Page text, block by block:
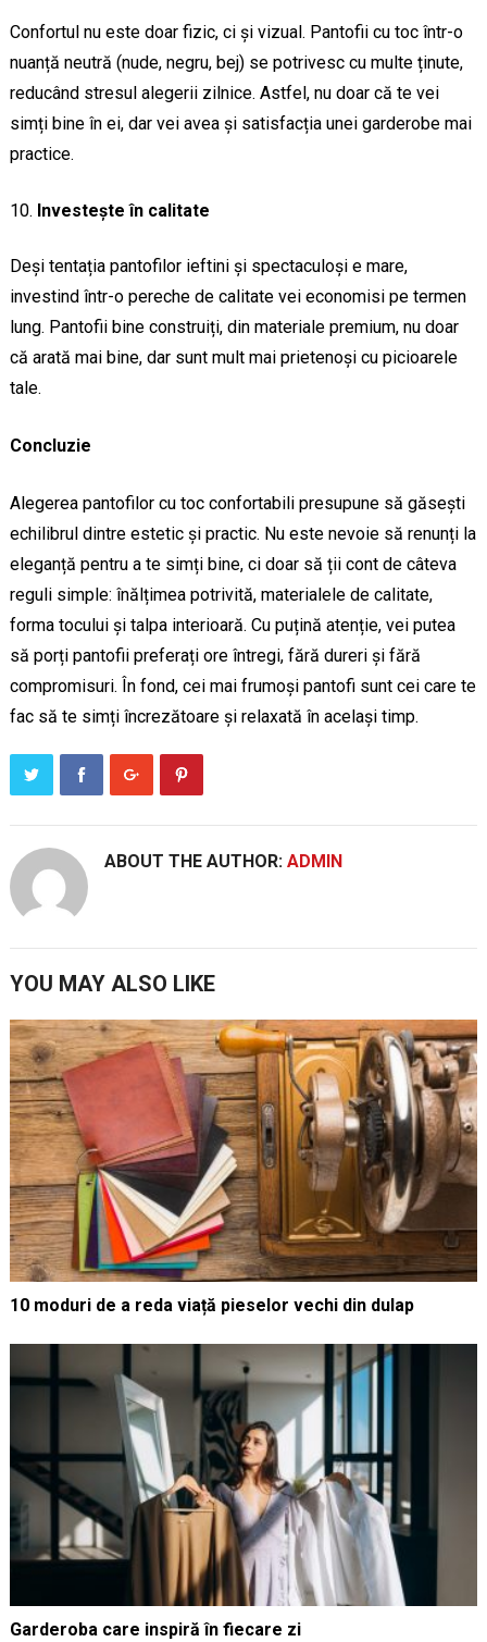
Confortul nu este doar fizic, ci și vizual. Pantofii cu toc într-o
nuanță neutră (nude, negru, bej) se potrivesc cu multe ținute,
reducând stresul alegerii zilnice. Astfel, nu doar că te vei
simți bine în ei, dar vei avea și satisfacția unei garderobe mai
practice.
Investește în calitate
Deși tentația pantofilor ieftini și spectaculoși e mare,
investind într-o pereche de calitate vei economisi pe termen
lung. Pantofii bine construiți, din materiale premium, nu doar
că arată mai bine, dar sunt mult mai prietenoși cu picioarele
tale.
Concluzie
Alegerea pantofilor cu toc confortabili presupune să găsești
echilibrul dintre estetic și practic. Nu este nevoie să renunți la
eleganță pentru a te simți bine, ci doar să ții cont de câteva
reguli simple: înălțimea potrivită, materialele de calitate,
forma tocului și talpa interioară. Cu puțină atenție, vei putea
să porți pantofii preferați ore întregi, fără dureri și fără
compromisuri. În fond, cei mai frumoși pantofi sunt cei care te
fac să te simți încrezătoare și relaxată în același timp.
ABOUT THE AUTHOR: ADMIN
YOU MAY ALSO LIKE
10 moduri de a reda viață pieselor vechi din dulap
Garderoba care inspiră în fiecare zi